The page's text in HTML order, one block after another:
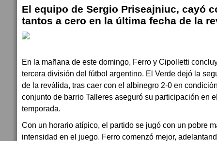
El equipo de Sergio Priseajniuc, cayó
tantos a cero en la última fecha de la
En la mañana de este domingo, Ferro y Cipolletti
tercera división del fútbol argentino. El Verde dejó la
de la reválida, tras caer con el albinegro 2-0 en
conjunto de barrio Talleres aseguró su participación en
temporada.
Con un horario atípico, el partido se jugó con un pobre
intensidad en el juego. Ferro comenzó mejor,